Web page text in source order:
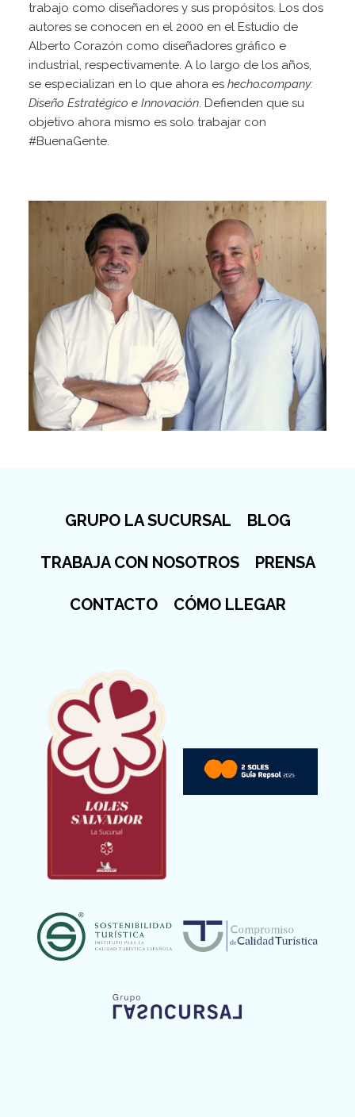
trabajo como diseñadores y sus propósitos. Los dos
autores se conocen en el 2000 en el Estudio de
Alberto Corazón como diseñadores gráfico e
industrial, respectivamente. A lo largo de los años,
se especializan en lo que ahora es hecho.company:
Diseño Estratégico e Innovación. Defienden que su
objetivo ahora mismo es solo trabajar con
#BuenaGente.
GRUPO LA SUCURSAL BLOG
TRABAJA CON NOSOTROS PRENSA
CONTACTO CÓMO LLEGAR